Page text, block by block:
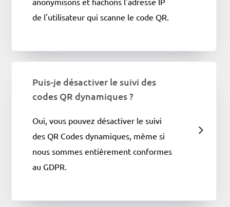
de l'utilisateur qui scanne le code QR.
Puis-je désactiver le suivi des
codes QR dynamiques ?
Oui, vous pouvez désactiver le suivi
des QR Codes dynamiques, même si
nous sommes entièrement conformes
au GDPR.